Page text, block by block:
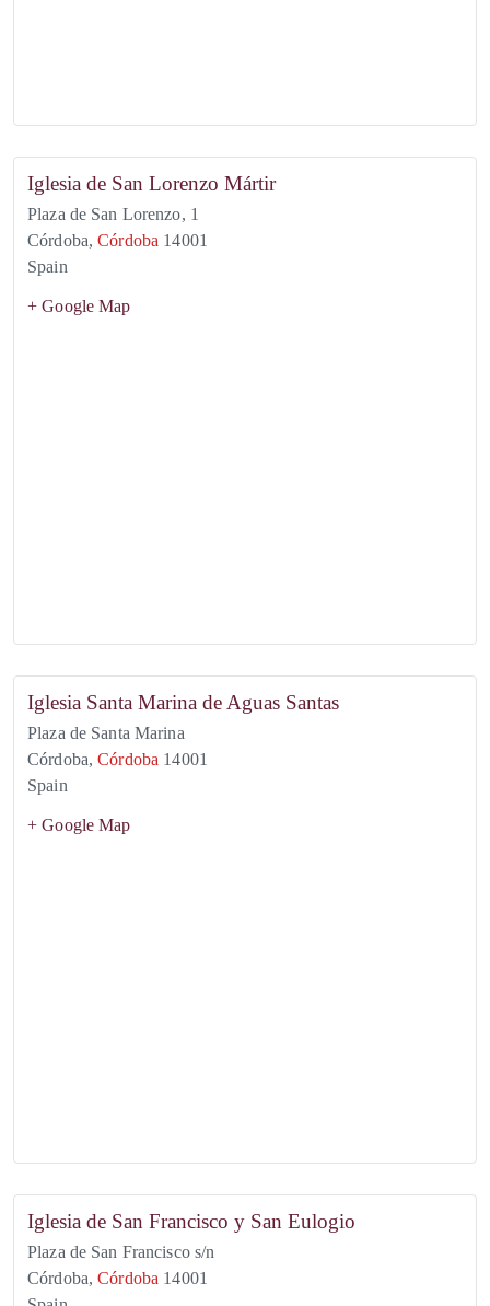
Iglesia de San Lorenzo Mártir
Plaza de San Lorenzo, 1
Córdoba, Córdoba 14001
Spain
+ Google Map
Iglesia Santa Marina de Aguas Santas
Plaza de Santa Marina
Córdoba, Córdoba 14001
Spain
+ Google Map
Iglesia de San Francisco y San Eulogio
Plaza de San Francisco s/n
Córdoba, Córdoba 14001